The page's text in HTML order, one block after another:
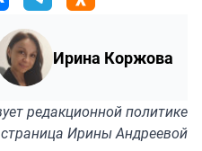
Ирина Коржова
редакционной политике
Ирины Андреевой